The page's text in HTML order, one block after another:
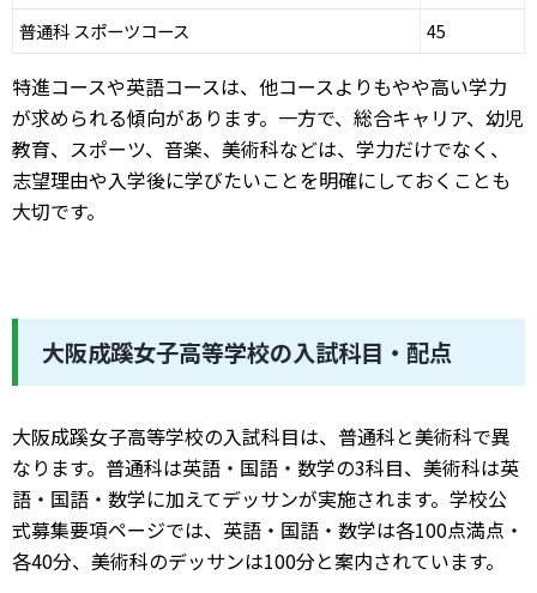
普通科 スポーツコース
45
特進コースや英語コースは、他コースよりもやや高い学力
が求められる傾向があります。一方で、総合キャリア、幼児
教育、スポーツ、音楽、美術科などは、学力だけでなく、
志望理由や入学後に学びたいことを明確にしておくことも
大切です。
大阪成蹊女子高等学校の入試科目・配点
大阪成蹊女子高等学校の入試科目は、普通科と美術科で異
なります。普通科は英語・国語・数学の3科目、美術科は英
語・国語・数学に加えてデッサンが実施されます。学校公
式募集要項ページでは、英語・国語・数学は各100点満点・
各40分、美術科のデッサンは100分と案内されています。